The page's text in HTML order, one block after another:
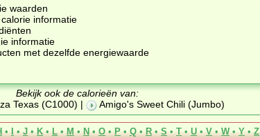
waarden
informatie
informatie
met dezelfde energiewaarde
Bekijk ook de calorieën van:
Texas (C1000) | Amigo's Sweet Chili (Jumbo)
• I • J • K • L • M • N • O • P • Q • R • S • T • U • V • W • Y • Z